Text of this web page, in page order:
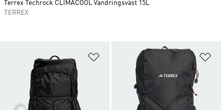
Lägg till på önskelistan
Terrex Techrock CLIMACOOL Vandringsväst 15L
TERREX